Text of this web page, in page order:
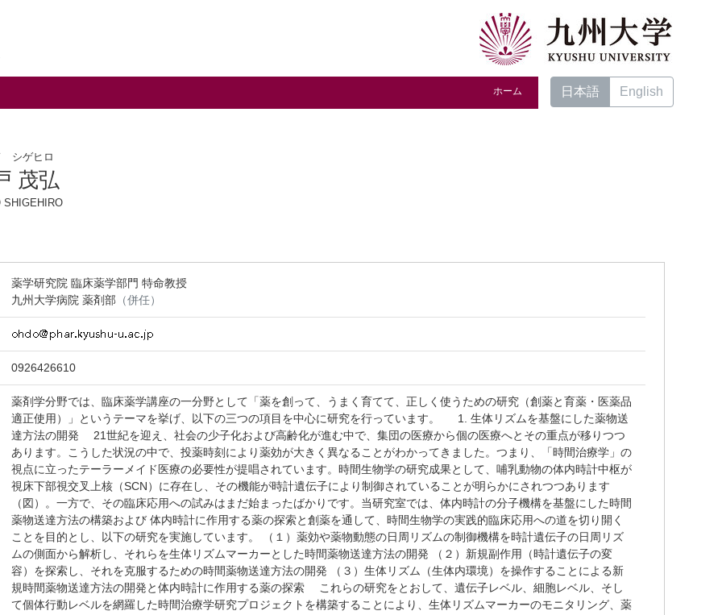
ホーム 日本語 English
シゲヒロ
茂弘
SHIGEHIRO
薬学研究院 臨床薬学部門 特命教授
九州大学病院 薬剤部 （併任）
0926426610
薬剤学分野では、臨床薬学講座の一分野として「薬を創って、うまく育てて、正しく使うための研究（創薬と育薬・医薬品
適正使用）」というテーマを挙げ、以下の三つの項目を中心に研究を行っています。 1. 生体リズムを基盤にした薬物送
達方法の開発 21世紀を迎え、社会の少子化および高齢化が進む中で、集団の医療から個の医療へとその重点が移りつつ
あります。こうした状況の中で、投薬時刻により薬効が大きく異なることがわかってきました。つまり、「時間治療学」の
視点に立ったテーラーメイド医療の必要性が提唱されています。時間生物学の研究成果として、哺乳動物の体内時計中枢が
視床下部視交叉上核（SCN）に存在し、その機能が時計遺伝子により制御されていることが明らかにされつつあります
（図）。一方で、その臨床応用への試みはまだ始まったばかりです。当研究室では、体内時計の分子機構を基盤にした時間
薬物送達方法の構築および 体内時計に作用する薬の探索と創薬を通して、時間生物学の実践的臨床応用への道を切り開く
ことを目的とし、以下の研究を実施しています。 （１）薬効や薬物動態の日周リズムの制御機構を時計遺伝子の日周リズ
ムの側面から解析し、それらを生体リズムマーカーとした時間薬物送達方法の開発 （２）新規副作用（時計遺伝子の変
容）を探索し、それを克服するための時間薬物送達方法の開発 （３）生体リズム（生体内環境）を操作することによる新
規時間薬物送達方法の開発と体内時計に作用する薬の探索 これらの研究をとおして、遺伝子レベル、細胞レベル、そし
て個体行動レベルを網羅した時間治療学研究プロジェクトを構築することにより、生体リズムマーカーのモニタリング、薬